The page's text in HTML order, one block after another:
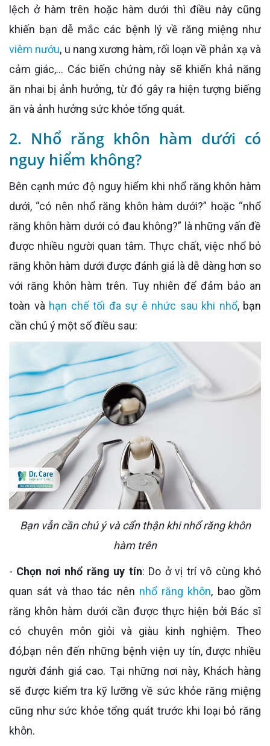
lệch ở hàm trên hoặc hàm dưới thì điều này cũng
khiến bạn dễ mắc các bệnh lý về răng miệng như
viêm nướu, u nang xương hàm, rối loạn về phản xạ và
cảm giác,... Các biến chứng này sẽ khiến khả năng
ăn nhai bị ảnh hưởng, từ đó gây ra hiện tượng biếng
ăn và ảnh hưởng sức khỏe tổng quát.
2. Nhổ răng khôn hàm dưới có
nguy hiểm không?
Bên cạnh mức độ nguy hiểm khi nhổ răng khôn hàm
dưới, “có nên nhổ răng khôn hàm dưới?” hoặc “nhổ
răng khôn hàm dưới có đau không?” là những vấn đề
được nhiều người quan tâm. Thực chất, việc nhổ bỏ
răng khôn hàm dưới được đánh giá là dễ dàng hơn so
với răng khôn hàm trên. Tuy nhiên để đảm bảo an
toàn và hạn chế tối đa sự ê nhức sau khi nhổ, bạn
cần chú ý một số điều sau:
Bạn vẫn cần chú ý và cẩn thận khi nhổ răng khôn
hàm trên
Chọn nơi nhổ răng uy tín: Do ở vị trí vô cùng khó
quan sát và thao tác nên nhổ răng khôn, bao gồm
răng khôn hàm dưới cần được thực hiện bởi Bác sĩ
có chuyên môn giỏi và giàu kinh nghiệm. Theo
đó,bạn nên đến những bệnh viện uy tín, được nhiều
người đánh giá cao. Tại những nơi này, Khách hàng
sẽ được kiểm tra kỹ lưỡng về sức khỏe răng miệng
cũng như sức khỏe tổng quát trước khi loại bỏ răng
khôn.